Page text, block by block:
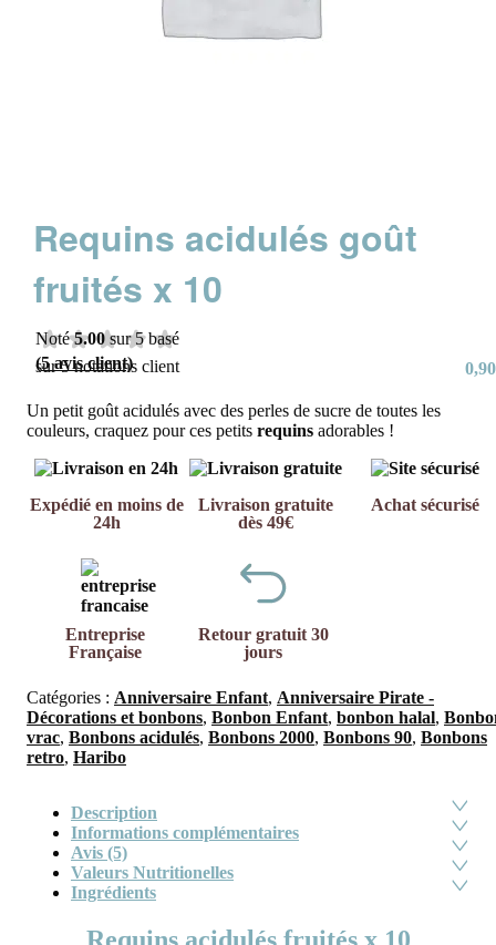
Requins acidulés goût
fruités x 10
Noté5.00 sur 5 basé
sur5notations client
(5avis client) 0,90
Un petit goût acidulés avec des perles de sucre de toutes les
couleurs, craquez pour ces petits requins adorables !
Expédié en moins de
24h
Livraison gratuite
dès 49€
Achat sécurisé
Entreprise
Française
Retour gratuit 30
jours
Catégories : Anniversaire Enfant, Anniversaire Pirate -
Décorations et bonbons, Bonbon Enfant, bonbon halal,
vrac, Bonbons acidulés, Bonbons 2000, Bonbons 90, Bonbons
retro, Haribo
Description
Informations complémentaires
Avis (5)
Valeurs Nutritionelles
Ingrédients